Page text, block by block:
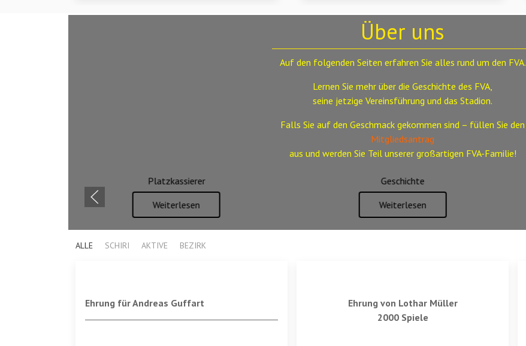
Über uns
Auf den folgenden Seiten erfahren Sie alles rund um den FVA.
Lernen Sie mehr über die Geschichte des FVA,
seine jetzige Vereinsführung und das Stadion.
Falls Sie auf den Geschmack gekommen sind – füllen Sie den
Mitgliedsantrag
aus und werden Sie Teil unserer großartigen FVA-Familie!
Geschichte
Weiterlesen
Stadion
Weiterlesen
ALLE SCHIRI AKTIVE BEZIRK
Ehrung für Andreas Guffart
Ehrung von Lothar Müller
2000 Spiele